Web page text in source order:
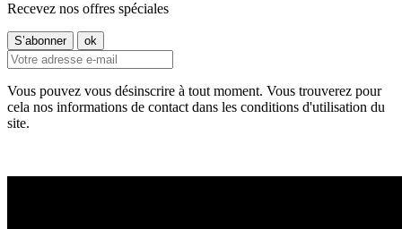
Recevez nos offres spéciales
Vous pouvez vous désinscrire à tout moment. Vous trouverez pour
cela nos informations de contact dans les conditions d'utilisation du
site.